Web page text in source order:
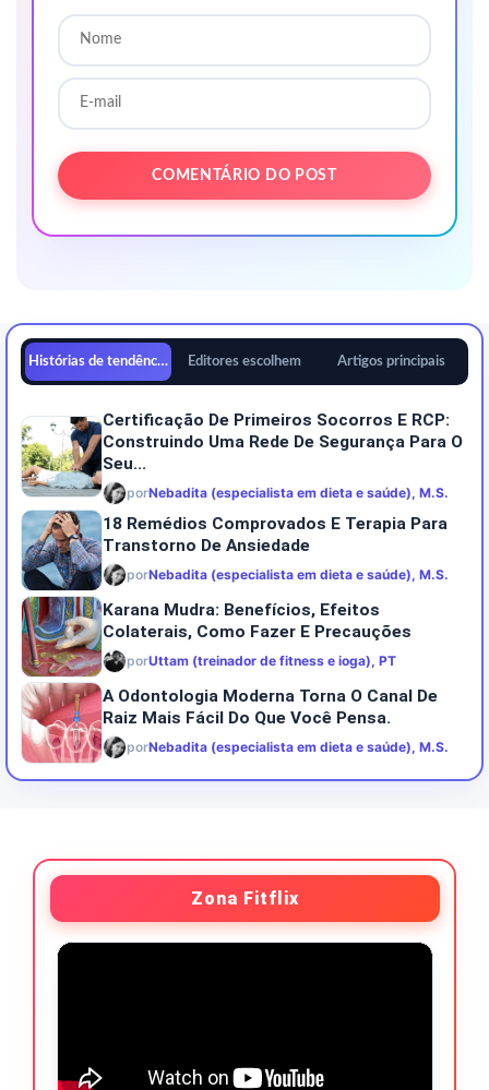
Histórias de tendências Editores escolhem Artigos principais
Certificação De Primeiros Socorros E RCP:
Construindo Uma Rede De Segurança Para O
Seu...
porNebadita (especialista em dieta e saúde), M.S.
18 Remédios Comprovados E Terapia Para
Transtorno De Ansiedade
porNebadita (especialista em dieta e saúde), M.S.
Karana Mudra: Benefícios, Efeitos
Colaterais, Como Fazer E Precauções
porUttam (treinador de fitness e ioga), PT
A Odontologia Moderna Torna O Canal De
Raiz Mais Fácil Do Que Você Pensa.
porNebadita (especialista em dieta e saúde), M.S.
Zona Fitflix